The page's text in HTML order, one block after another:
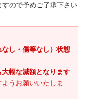
ので予めご了承下さい
し・傷等なし）状態
幅な減額となります
うお願いいたしま